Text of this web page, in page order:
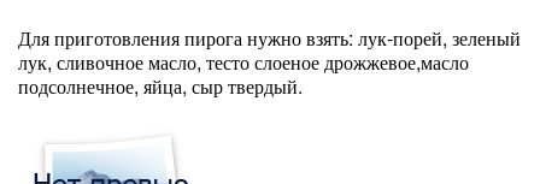
Для приготовления пирога нужно взять: лук-порей, зеленый
лук, сливочное масло, тесто слоеное дрожжевое,масло
подсолнечное, яйца, сыр твердый.